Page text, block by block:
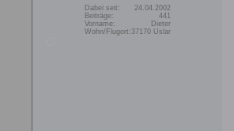
Dabei seit:
24.04.2002
Beiträge:
441
Vorname:
Dieter
Wohn/Flugort:37170 Uslar